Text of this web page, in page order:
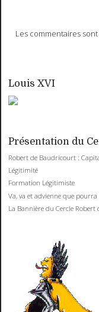
Louis XVI
Présentation du
Robert de Baudricourt :
Légitimité
Formation Légitimiste
Va, va et advienne que pourra
La Bannière du Cercle
Les commentaires